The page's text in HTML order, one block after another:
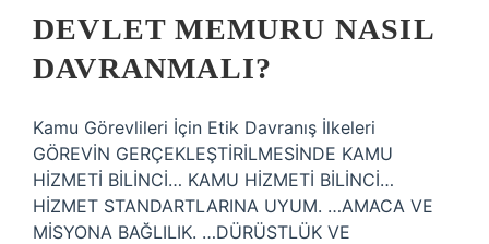
DEVLET MEMURU NASIL
DAVRANMALI?
Kamu Görevlileri İçin Etik Davranış İlkeleri
GÖREVİN GERÇEKLEŞTİRİLMESİNDE KAMU
HİZMETİ BİLİNCİ… KAMU HİZMETİ BİLİNCİ…
HİZMET STANDARTLARINA UYUM. …AMACA VE
MİSYONA BAĞLILIK. …DÜRÜSTLÜK VE